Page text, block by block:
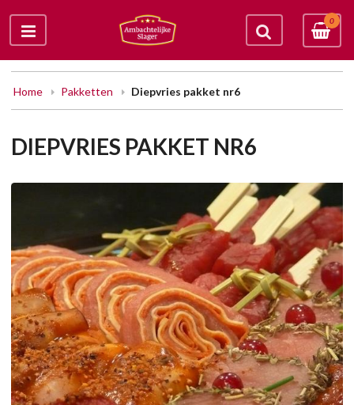
0
Home Pakketten Diepvries pakket nr6
DIEPVRIES PAKKET NR6